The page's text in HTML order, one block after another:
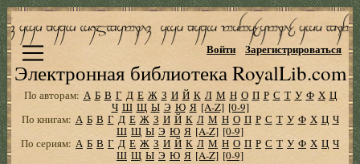
Электронная библиотека RoyalLib.com
Войти Зарегистрироваться
По авторам: А Б В Г Д Е Ж З И Й К Л М Н О П Р С Т У Ф Х Ц
Ч Ш Щ Ы Э Ю Я [A-Z] [0-9]
По книгам: А Б В Г Д Е Ж З И Й К Л М Н О П Р С Т У Ф Х Ц Ч
Ш Щ Ы Э Ю Я [A-Z] [0-9]
По сериям: А Б В Г Д Е Ж З И Й К Л М Н О П Р С Т У Ф Х Ц Ч
Ш Щ Ы Э Ю Я [A-Z] [0-9]